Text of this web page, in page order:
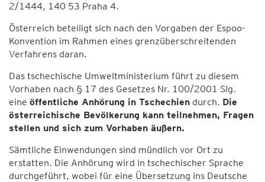
2/1444, 140 53 Praha 4.
Österreich beteiligt sich nach den Vorgaben der Espoo-
Konvention im Rahmen eines grenzüberschreitenden
Verfahrens daran.
Das tschechische Umweltministerium führt zu diesem
Vorhaben nach § 17 des Gesetzes Nr. 100/2001 Slg.
eine öffentliche Anhörung in Tschechien durch. Die
österreichische Bevölkerung kann teilnehmen, Fragen
stellen und sich zum Vorhaben äußern.
Sämtliche Einwendungen sind mündlich vor Ort zu
erstatten. Die Anhörung wird in tschechischer Sprache
durchgeführt, wobei für eine Übersetzung ins Deutsche